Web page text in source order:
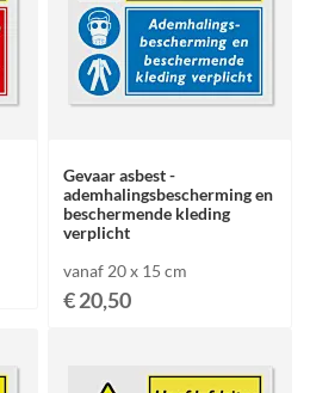
Gevaar asbest -
ademhalingsbescherming en
beschermende kleding
verplicht
vanaf 20 x 15 cm
€ 20,50